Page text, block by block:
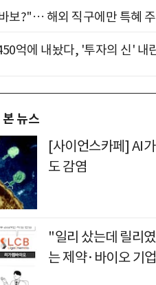
보?"… 해외 직구에만 특혜
억에 내놨다, '투자의 신' 내
뉴스
[사이언스카페] AI
도 감염
"일리 샀는데 릴리
는 제약·바이오 기